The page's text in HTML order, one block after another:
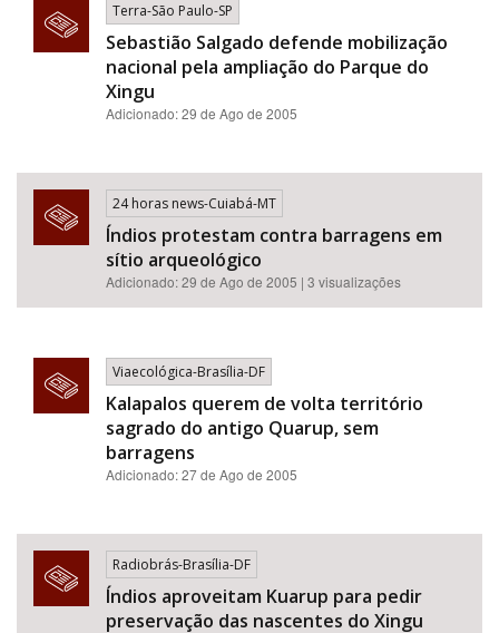
Terra-São Paulo-SP
Sebastião Salgado defende mobilização
nacional pela ampliação do Parque do
Xingu
Adicionado: 29 de Ago de 2005
24 horas news-Cuiabá-MT
Índios protestam contra barragens em
sítio arqueológico
Adicionado: 29 de Ago de 2005 | 3 visualizações
Viaecológica-Brasília-DF
Kalapalos querem de volta território
sagrado do antigo Quarup, sem
barragens
Adicionado: 27 de Ago de 2005
Radiobrás-Brasília-DF
Índios aproveitam Kuarup para pedir
preservação das nascentes do Xingu